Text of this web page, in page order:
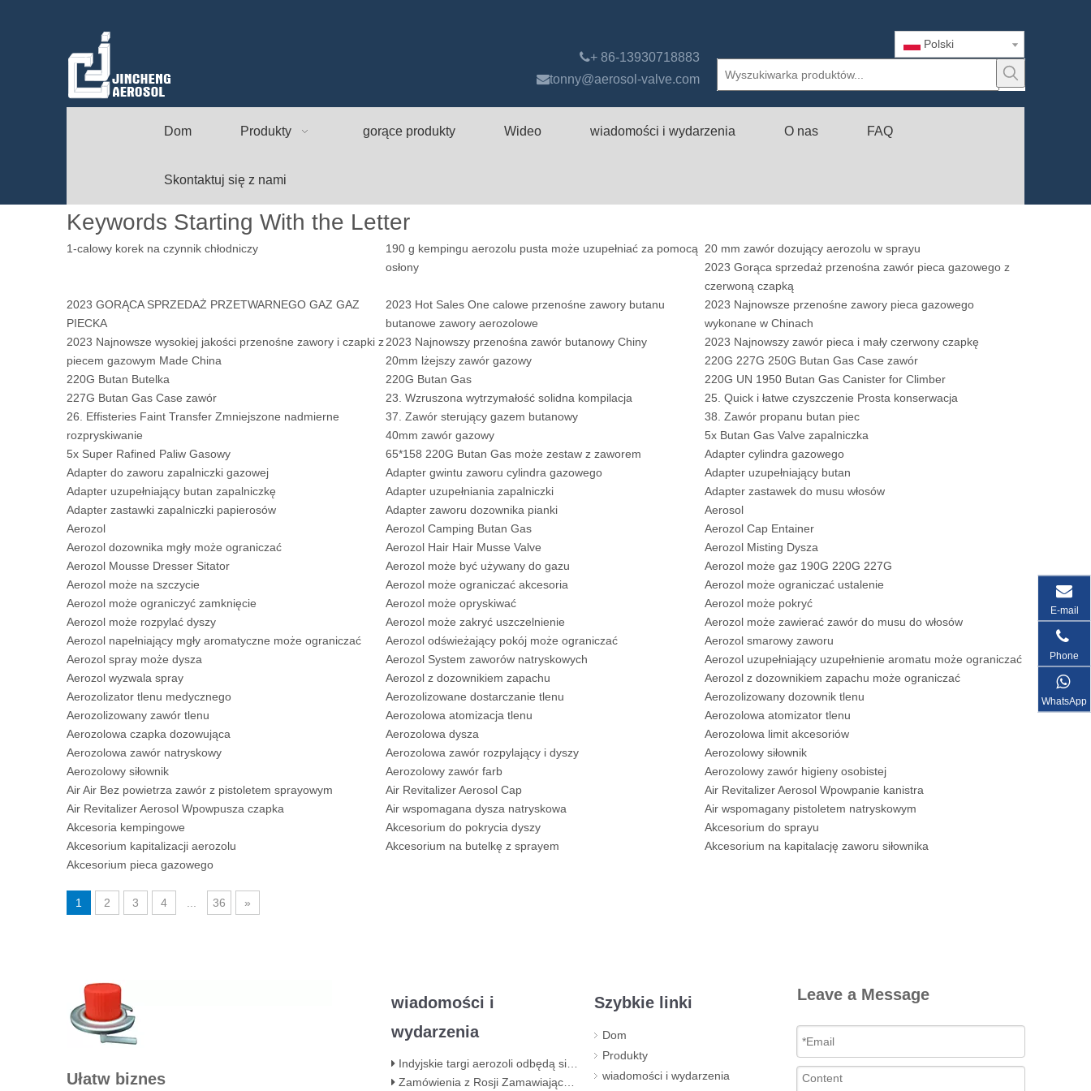
+ 86-13930718883
tonny@aerosol-valve.com
Polski
Dom Produkty gorące produkty Wideo wiadomości i wydarzenia O nas FAQ
Skontaktuj się z nami
Keywords Starting With the Letter
1-calowy korek na czynnik chłodniczy
190 g kempingu aerozolu pusta może uzupełniać za pomocą
osłony
20 mm zawór dozujący aerozolu w sprayu
2023 Gorąca sprzedaż przenośna zawór pieca gazowego z
czerwoną czapką
2023 GORĄCA SPRZEDAŻ PRZETWARNEGO GAZ GAZ
PIECKA
2023 Hot Sales One calowe przenośne zawory butanu
butanowe zawory aerozolowe
2023 Najnowsze przenośne zawory pieca gazowego
wykonane w Chinach
2023 Najnowsze wysokiej jakości przenośne zawory i czapki z
piecem gazowym Made China
2023 Najnowszy przenośna zawór butanowy Chiny
2023 Najnowszy zawór pieca i mały czerwony czapkę
20mm lżejszy zawór gazowy
220G 227G 250G Butan Gas Case zawór
220G Butan Butelka
220G Butan Gas
220G UN 1950 Butan Gas Canister for Climber
227G Butan Gas Case zawór
23. Wzruszona wytrzymałość solidna kompilacja
25. Quick i łatwe czyszczenie Prosta konserwacja
26. Effisteries Faint Transfer Zmniejszone nadmierne
rozpryskiwanie
37. Zawór sterujący gazem butanowy
38. Zawór propanu butan piec
40mm zawór gazowy
5x Butan Gas Valve zapalniczka
5x Super Rafined Paliw Gasowy
65*158 220G Butan Gas może zestaw z zaworem
Adapter cylindra gazowego
Adapter do zaworu zapalniczki gazowej
Adapter gwintu zaworu cylindra gazowego
Adapter uzupełniający butan
Adapter uzupełniający butan zapalniczkę
Adapter uzupełniania zapalniczki
Adapter zastawek do musu włosów
Adapter zastawki zapalniczki papierosów
Adapter zaworu dozownika pianki
Aerosol
Aerozol
Aerozol Camping Butan Gas
Aerozol Cap Entainer
Aerozol dozownika mgły może ograniczać
Aerozol Hair Hair Musse Valve
Aerozol Misting Dysza
Aerozol Mousse Dresser Sitator
Aerozol może być używany do gazu
Aerozol może gaz 190G 220G 227G
Aerozol może na szczycie
Aerozol może ograniczać akcesoria
Aerozol może ograniczać ustalenie
Aerozol może ograniczyć zamknięcie
Aerozol może opryskiwać
Aerozol może pokryć
Aerozol może rozpylać dyszy
Aerozol może zakryć uszczelnienie
Aerozol może zawierać zawór do musu do włosów
Aerozol napełniający mgły aromatyczne może ograniczać
Aerozol odświeżający pokój może ograniczać
Aerozol smarowy zaworu
Aerozol spray może dysza
Aerozol System zaworów natryskowych
Aerozol uzupełniający uzupełnienie aromatu może ograniczać
Aerozol wyzwala spray
Aerozol z dozownikiem zapachu
Aerozol z dozownikiem zapachu może ograniczać
Aerozolizator tlenu medycznego
Aerozolizowane dostarczanie tlenu
Aerozolizowany dozownik tlenu
Aerozolizowany zawór tlenu
Aerozolowa atomizacja tlenu
Aerozolowa atomizator tlenu
Aerozolowa czapka dozowująca
Aerozolowa dysza
Aerozolowa limit akcesoriów
Aerozolowa zawór natryskowy
Aerozolowa zawór rozpylający i dyszy
Aerozolowy siłownik
Aerozolowy siłownik
Aerozolowy zawór farb
Aerozolowy zawór higieny osobistej
Air Air Bez powietrza zawór z pistoletem sprayowym
Air Revitalizer Aerosol Cap
Air Revitalizer Aerosol Wpowpanie kanistra
Air Revitalizer Aerosol Wpowpusza czapka
Air wspomagana dysza natryskowa
Air wspomagany pistoletem natryskowym
Akcesoria kempingowe
Akcesorium do pokrycia dyszy
Akcesorium do sprayu
Akcesorium kapitalizacji aerozolu
Akcesorium na butelkę z sprayem
Akcesorium na kapitalację zaworu siłownika
Akcesorium pieca gazowego
1 2 3 4 36 »
E-mail
Phone
WhatsApp
Ułatw biznes
wiadomości i
wydarzenia
Indyjskie targi aerozoli odbędą się teraz w hali 5, BEC (NESCO) Bombaj
Zamówienia z Rosji Zamawiający zawór do kuchenki gazowej na butan
Szybkie linki
Dom
Produkty
wiadomości i wydarzenia
Leave a Message